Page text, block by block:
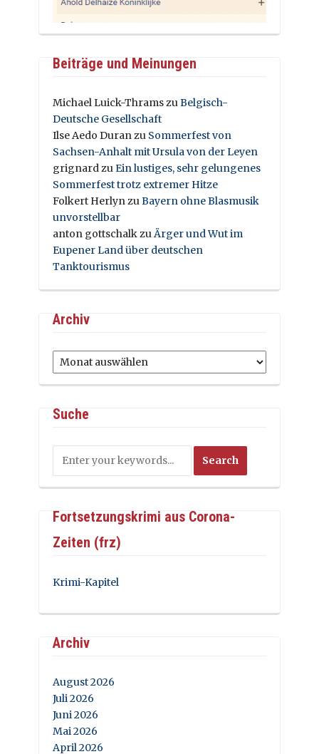
Beiträge und Meinungen
Michael Luick-ThramszuBelgisch-
Deutsche Gesellschaft
Ilse Aedo Duranzu Sommerfest von
Sachsen-Anhalt mit Ursula von der Leyen
grignardzuEin lustiges, sehr gelungenes
Sommerfest trotz extremer Hitze
Folkert HerlynzuBayern ohne Blasmusik
unvorstellbar
anton gottschalkzuÄrger und Wut im
Eupener Land über deutschen
Tanktourismus
Archiv
Archiv
Suche
Fortsetzungskrimi aus Corona-
Zeiten (frz)
Krimi-Kapitel
Archiv
August 2026
Juli 2026
Juni 2026
Mai 2026
April 2026